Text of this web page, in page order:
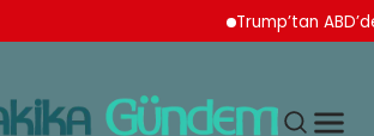
Trump’tan ABD’de